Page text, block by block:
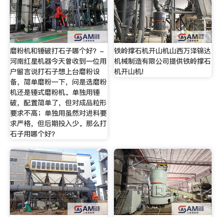
磨粉机和锤破打石子哪个好？-
河南红星机器今天曾收到一位用
户留言说打石子想上台磨粉设
备，简单磨粉一下，问是选磨粉
机还是锤式磨粉机。单独用锤
破，配置简单了，但对成品粒形
要求不高；单独用虽然对进料要
求严格，但后期投入少。那么打
石子用哪个好？
铁岭撑石机开山机山西万泽锦达
机械制造有限公司提供铁岭撑石
机开山机!